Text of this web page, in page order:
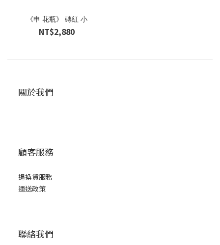
《申 花瓶》 磚紅 小
NT$2,880
關於我們
顧客服務
退換貨服務
運送政策
聯絡我們